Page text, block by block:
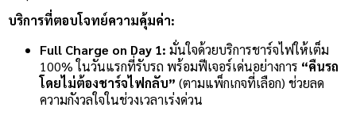
บริการที่ตอบโจทย์ความคุ้มค่า:
Full Charge on Day 1: มั่นใจด้วยบริการชาร์จไฟให้เต็ม
100% ในวันแรกที่รับรถ พร้อมฟีเจอร์เด่นอย่างการ “คืนรถ
โดยไม่ต้องชาร์จไฟกลับ” (ตามแพ็กเกจที่เลือก) ช่วยลด
ความกังวลใจในช่วงเวลาเร่งด่วน